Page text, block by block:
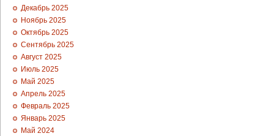
Декабрь 2025
Ноябрь 2025
Октябрь 2025
Сентябрь 2025
Август 2025
Июль 2025
Май 2025
Апрель 2025
Февраль 2025
Январь 2025
Май 2024